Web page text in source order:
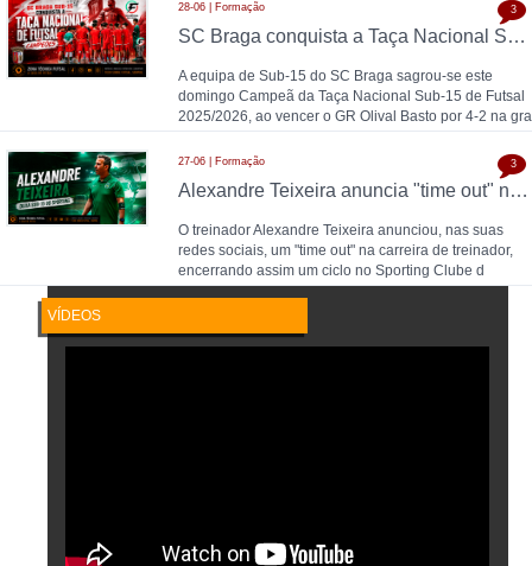
28-06 | Formação
SC Braga conquista a Taça Nacional Sub-15 de Futsal e sobe ao Campeonato Nacional 26/27
A equipa de Sub-15 do SC Braga sagrou-se este
domingo Campeã da Taça Nacional Sub-15 de Futsal
2025/2026, ao vencer o GR Olival Basto por 4-2 na gra
3
27-06 | Formação
Alexandre Teixeira anuncia "time out" no futsal: pausa após título de Campeão Nacional pelo Sporting CP
O treinador Alexandre Teixeira anunciou, nas suas
redes sociais, um "time out" na carreira de treinador,
encerrando assim um ciclo no Sporting Clube d
3
VÍDEOS